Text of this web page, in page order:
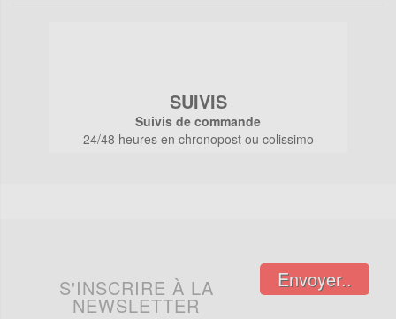
SUIVIS
Suivis de commande
24/48 heures en chronopost ou colissimo
S'INSCRIRE À LA
NEWSLETTER
Envoyer..